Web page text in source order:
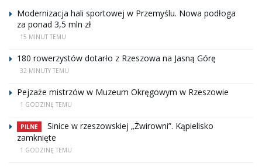
Modernizacja hali sportowej w Przemyślu. Nowa podłoga
za ponad 3,5 mln zł
15 MINUT TEMU
180 rowerzystów dotarło z Rzeszowa na Jasną Górę
32 MINUTY TEMU
Pejzaże mistrzów w Muzeum Okręgowym w Rzeszowie
1 GODZINĘ TEMU
PILNE
Sinice w rzeszowskiej „Żwirowni”. Kąpielisko
zamknięte
1 GODZINĘ TEMU